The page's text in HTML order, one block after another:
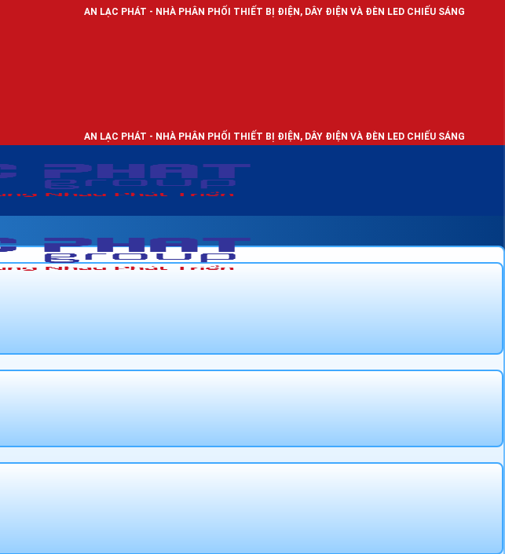
AN LẠC PHÁT - NHÀ PHÂN PHỐI THIẾT BỊ ĐIỆN, DÂY ĐIỆN VÀ ĐÈN LED CHIẾU SÁNG
AN LẠC PHÁT - NHÀ PHÂN PHỐI THIẾT BỊ ĐIỆN, DÂY ĐIỆN VÀ ĐÈN LED CHIẾU SÁNG